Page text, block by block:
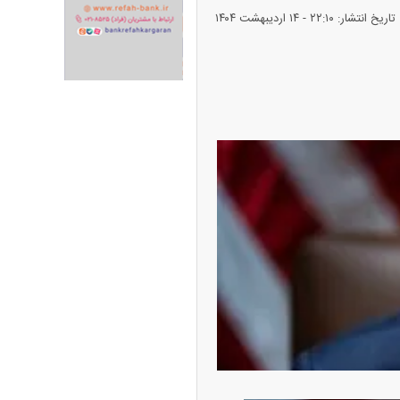
تاریخ انتشار: ۲۲:۱۰ - ۱۴ ارديبهشت ۱۴۰۴
خودرو + جدول
پیش‌بینی بورس امروز دوشنبه ۱۲ مرداد ماه